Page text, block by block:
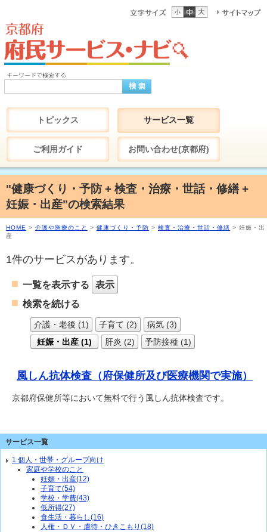
トピックス サービス一覧
ご利用ガイド お問い合わせ(京都府)
"健康づくり・予防 + 検査・治療・世話・修繕 +
妊娠・出産"の検索結果
HOME > 介護や医療のこと > 健康づくり・予防 > 検査・治療・世話・修繕 > 妊娠・出
産
1件のサービスがあります。
一覧を表示する
表示
検索を続ける
介護・老後 (1) 子育て (2)
病気 (3)
妊娠・出産 (1)
肝炎 (2) 予防接種 (1)
風しん抗体検査（府保健所及び医療機関で実施）
京都府保健所等において無料で行う風しん抗体検査です。
サービス一覧
1.個人・世帯・グループ向け
家庭や学校のこと
妊娠・出産(12)
子育て(54)
学校・学費(43)
低所得(27)
食生活・暮らし(16)
人権・ＤＶ・虐待・ひきこもり(18)